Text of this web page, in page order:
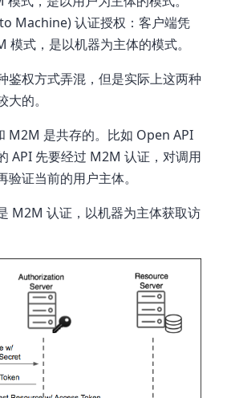
Machine) 认证授权：客户端凭
模式，是以机器为主体的模式。
鉴权方式弄混，但是实际上这两种
的。
M2M 是共存的。比如 Open API
API 先要经过 M2M 认证，对调用
证当前的用户主体。
M2M 认证，以机器为主体获取访